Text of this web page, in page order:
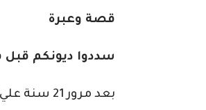
قصة وعبرة
سددوا ديونكم قبل
بعد مرور